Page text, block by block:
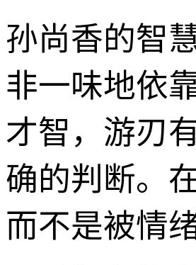
孙尚香的智
非一味地依
才智，游刃
确的判断。
而不是被情